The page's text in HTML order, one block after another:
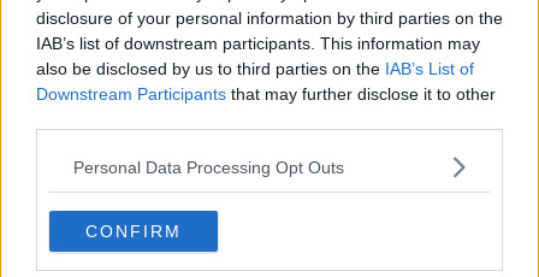
disclosure of your personal information by third parties on the
IAB’s list of downstream participants. This information may
also be disclosed by us to third parties on the IAB’s List of
Downstream Participants that may further disclose it to other
Personal Data Processing Opt Outs
CONFIRM